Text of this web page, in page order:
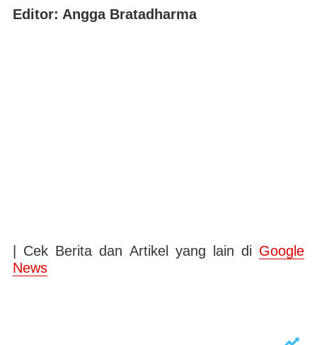
Editor: Angga Bratadharma
| Cek Berita dan Artikel yang lain di Google
News